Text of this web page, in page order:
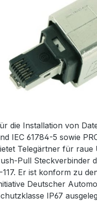
die Installation von
IEC 61784-5 sowie
Telegärtner für raue
Pull Steckverbinder
117. Er ist konform zu
Deutscher
IP67